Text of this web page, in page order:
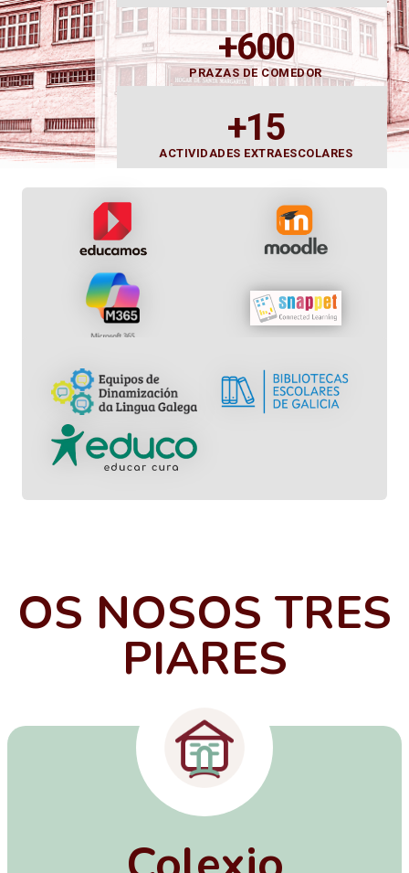
+600
PRAZAS DE COMEDOR
+15
ACTIVIDADES EXTRAESCOLARES
OS NOSOS TRES
PIARES